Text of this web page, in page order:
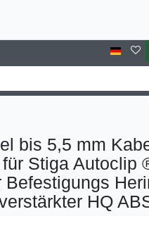
bis 5,5 mm
Stiga Autoclip
Befestigungs
HQ